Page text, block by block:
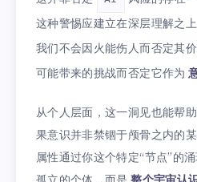
这种警惕应建立在深层理解之
我们不会因火能伤人而否定其
可能带来的挑战而否定它作为
从个人层面，这一洞见也能帮
果意识并非禁锢于颅骨之内的
属性通过你这个特定“节点”的